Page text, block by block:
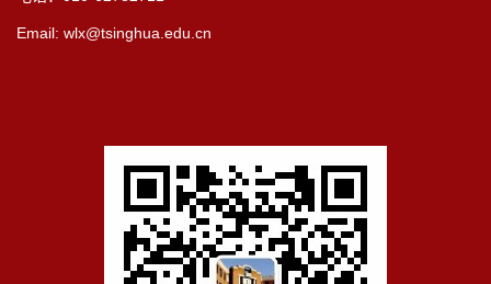
Email: wlx@tsinghua.edu.cn